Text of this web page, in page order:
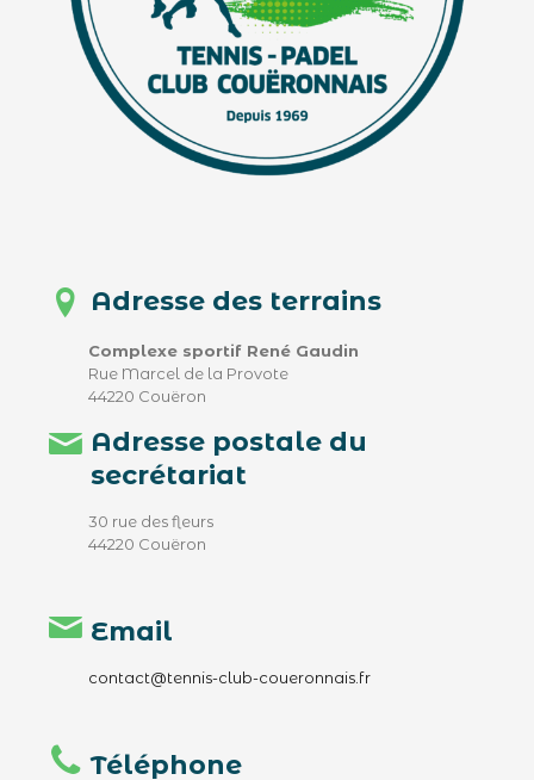
Adresse des terrains
Complexe sportif René Gaudin
Rue Marcel de la Provote
44220 Couëron
Adresse postale du
secrétariat
30 rue des fleurs
44220 Couëron
Email
contact@tennis-club-coueronnais.fr
Téléphone